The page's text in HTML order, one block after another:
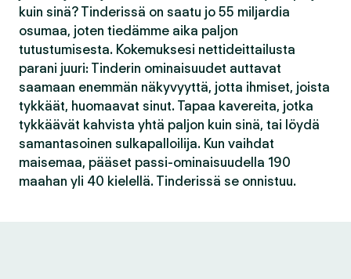
kuin sinä? Tinderissä on saatu jo 55 miljardia
osumaa, joten tiedämme aika paljon
tutustumisesta. Kokemuksesi nettideittailusta
parani juuri: Tinderin ominaisuudet auttavat
saamaan enemmän näkyvyyttä, jotta ihmiset, joista
tykkäät, huomaavat sinut. Tapaa kavereita, jotka
tykkäävät kahvista yhtä paljon kuin sinä, tai löydä
samantasoinen sulkapalloilija. Kun vaihdat
maisemaa, pääset passi-ominaisuudella 190
maahan yli 40 kielellä. Tinderissä se onnistuu.